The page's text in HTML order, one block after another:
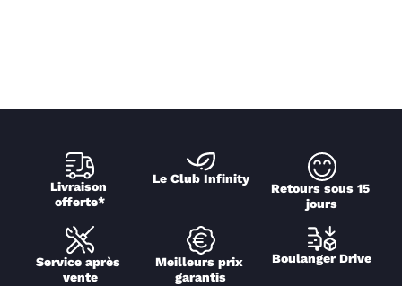
Livraison
offerte*
Le Club Infinity
Retours sous 15
jours
Service après
vente
Meilleurs prix
garantis
Boulanger Drive